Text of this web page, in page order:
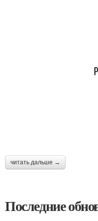
читать дальше →
Последние